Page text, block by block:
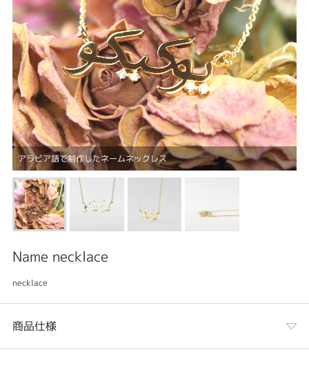
アラビア語で制作したネームネックレス
Name necklace
necklace
商品仕様